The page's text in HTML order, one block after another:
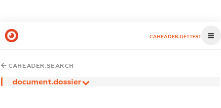
CAHEADER.GETTEST
CAHEADER.SEARCH
document.dossier